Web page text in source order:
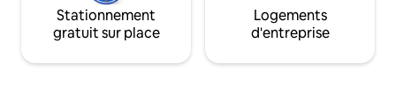
Stationnement
gratuit sur place
Logements
d'entreprise